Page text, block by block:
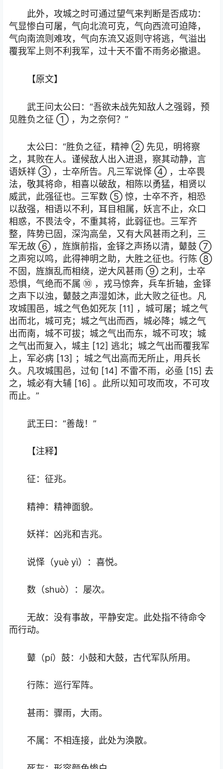
此外，攻城之时可通过望气来判断是否成功：
气显惨白可屠，气向北流可克，气向西流可迫降，
气向南流则难攻，气向东流又返则守将逃，气溢出
覆我军上则不利我军，过十天不雷不雨务必撤退。
【原文】
武王问太公曰：“吾欲未战先知敌人之强弱，预
见胜负之征 ① ，为之奈何？”
太公曰：“胜负之征，精神 ② 先见，明将察
之，其败在人。谨候敌人出入进退，察其动静，言
语妖祥 ③ ，士卒所告。凡三军说怿 ④ ，士卒畏
法，敬其将命，相喜以破敌，相陈以勇猛，相贤以
威武，此强征也。三军数 ⑤ 惊，士卒不齐，相恐
以敌强，相语以不利，耳目相属，妖言不止，众口
相惑，不畏法令，不重其将，此弱征也。三军齐
整，阵势已固，深沟高垒，又有大风甚雨之利，三
军无故 ⑥ ，旌旗前指，金铎之声扬以清，鼙鼓 ⑦
之声宛以鸣，此得神明之助，大胜之征也。行陈 ⑧
不固，旌旗乱而相绕，逆大风甚雨 ⑨ 之利，士卒
恐惧，气绝而不属 ⑩ ，戎马惊奔，兵车折轴，金铎
之声下以浊，鼙鼓之声湿如沐，此大败之征也。凡
攻城围邑，城之气色如死灰 [11] ，城可屠；城之气
出而北，城可克；城之气出而西，城必降；城之气
出而南，城不可拔；城之气出而东，城不可攻；城
之气出而复入，城主 [12] 逃北；城之气出而覆我军
上，军必病 [13] ；城之气出高而无所止，用兵长
久。凡攻城围邑，过旬 [14] 不雷不雨，必亟 [15] 去
之，城必有大辅 [16] 。此所以知可攻而攻，不可攻
而止。”
武王曰：“善哉！”
【注释】
征：征兆。
精神：精神面貌。
妖祥：凶兆和吉兆。
说怿（yuè yì）：喜悦。
数（shuò）：屡次。
无故：没有事故，平静安定。此处指不待命令
而行动。
鼙（pí）鼓：小鼓和大鼓，古代军队所用。
行陈：巡行军阵。
甚雨：骤雨，大雨。
不属：不相连接，此处为涣散。